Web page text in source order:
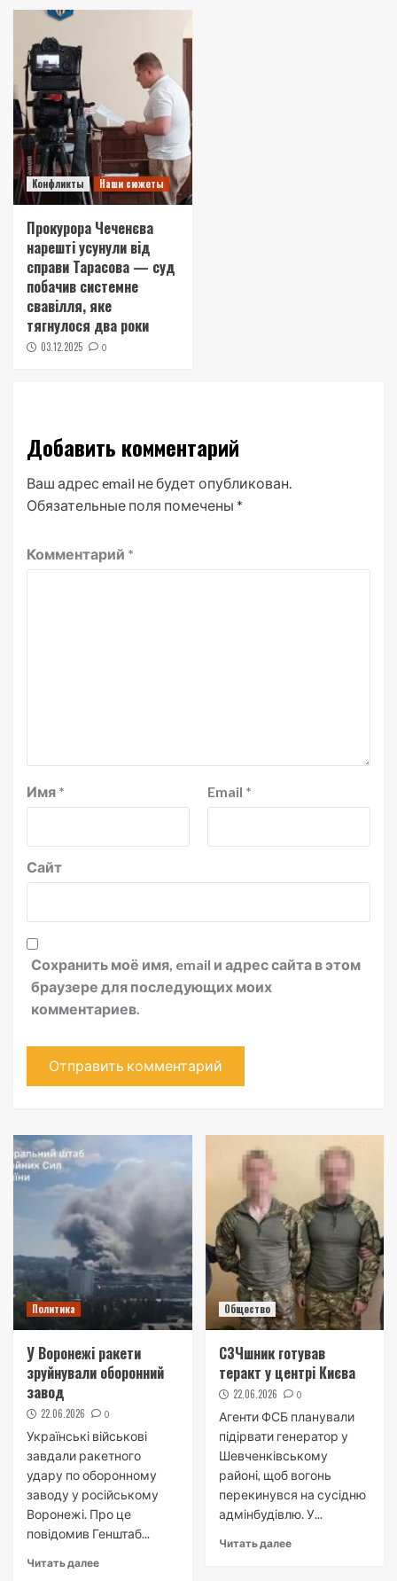
Конфликты Наши сюжеты
Прокурора Чеченєва
нарешті усунули від
справи Тарасова — суд
побачив системне
свавілля, яке
тягнулося два роки
03.12.2025 0
Добавить комментарий
Ваш адрес email не будет опубликован.
Обязательные поля помечены *
Комментарий *
Имя * Email *
Сайт
Сохранить моё имя, email и адрес сайта в этом
браузере для последующих моих
комментариев.
Политика
У Воронежі ракети
зруйнували оборонний
завод
22.06.2026 0
Українські військові
завдали ракетного
удару по оборонному
заводу у російському
Воронежі. Про це
повідомив Генштаб...
Читать далее
Общество
СЗЧшник готував
теракт у центрі Києва
22.06.2026 0
Агенти ФСБ планували
підірвати генератор у
Шевченківському
районі, щоб вогонь
перекинувся на сусідню
адмінбудівлю. У...
Читать далее